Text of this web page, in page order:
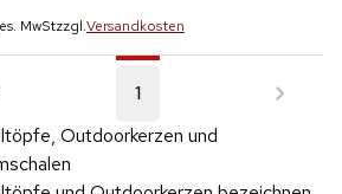
MwStzzgl.Versandkosten
1
Outdoorkerzen und